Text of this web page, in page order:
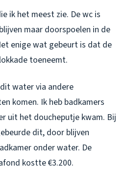
ik het meest zie. De wc is
maar doorspoelen in de
enige wat gebeurt is dat de
toeneemt.
water via andere
komen. Ik heb badkamers
uit het doucheputje kwam. Bij
dit, door blijven
onder water. De
kostte €3.200.